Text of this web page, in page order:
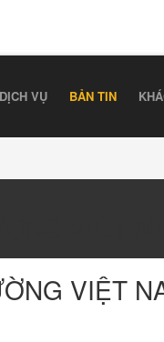
DỊCH VỤ BẢN TIN
VIỆT